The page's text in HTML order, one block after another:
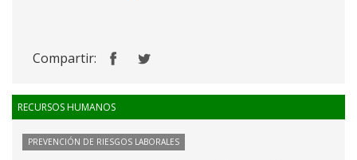
Compartir:
RECURSOS HUMANOS
PREVENCIÓN DE RIESGOS LABORALES